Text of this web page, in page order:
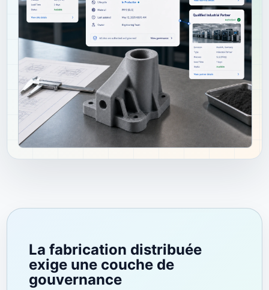
La fabrication distribuée
exige une couche de
gouvernance